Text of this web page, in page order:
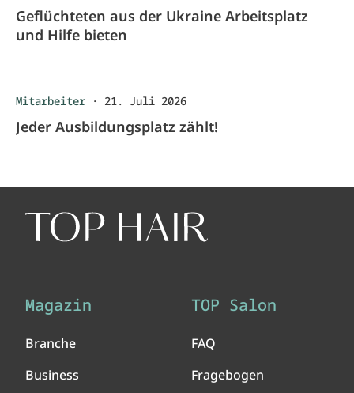
Geflüchteten aus der Ukraine Arbeitsplatz
und Hilfe bieten
Mitarbeiter · 21. Juli 2026
Jeder Ausbildungsplatz zählt!
Magazin
Branche
Business
TOP Salon
FAQ
Fragebogen